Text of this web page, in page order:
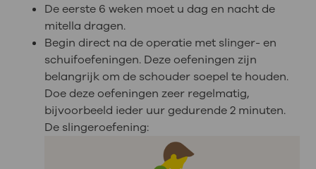
De eerste 6 weken moet u dag en nacht de
mitella dragen.
Begin direct na de operatie met slinger- en
schuifoefeningen. Deze oefeningen zijn
belangrijk om de schouder soepel te houden.
Doe deze oefeningen zeer regelmatig,
bijvoorbeeld ieder uur gedurende 2 minuten.
De slingeroefening: